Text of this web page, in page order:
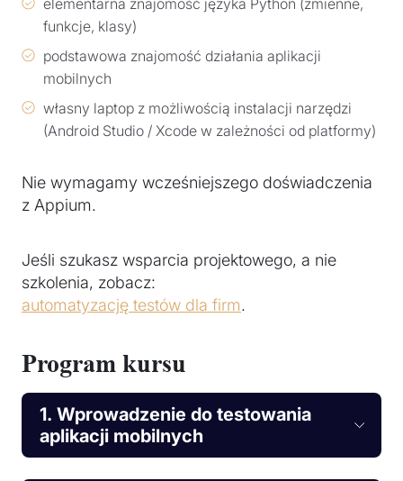
funkcje, klasy)
podstawowa znajomość działania aplikacji
mobilnych
własny laptop z możliwością instalacji narzędzi
(Android Studio / Xcode w zależności od platformy)
Nie wymagamy wcześniejszego doświadczenia
z Appium.
Jeśli szukasz wsparcia projektowego, a nie
szkolenia, zobacz:
automatyzację testów dla firm.
Program kursu
1. Wprowadzenie do testowania
aplikacji mobilnych